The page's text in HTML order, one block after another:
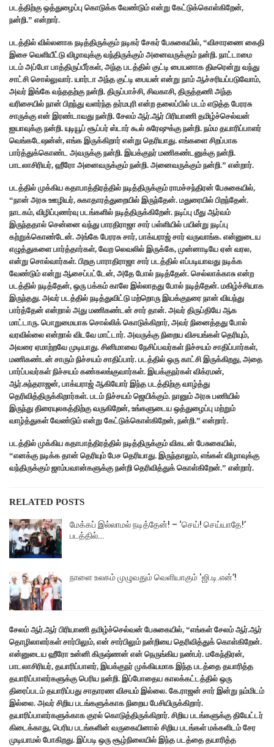
படத்திற்கு ஒத்துழைப்பு கொடுக்க வேண்டும் என்று கேட்டுக்கொள்கிறேன்,
நன்றி.” என்றார்.
படத்தில் வில்லனாக நடித்திருக்கும் நடிகர் சேகர் பேசுகையில், “விசாரணை கைதி
இசை வெளியீட்டு விழாவுக்கு வந்திருக்கும் அனைவருக்கும் நன்றி. நாட்டாமை
படம் அப்போ பாத்திருப்பீர்கள், அந்த படத்தில் குட்டி பையனாக திடீரென்று வந்து
சாட்சி சொல்லுவார். யார்டா அந்த குட்டி பையன் என்று நாம் ஆச்சரியப்படுவோம்,
அவர் இங்கே வந்ததற்கு நன்றி. திருப்பாச்சி, சிவகாசி, திருத்தணி அந்த
வரிசையில் நான் பிறந்து வளர்ந்த தர்மபுரி என்ற தலைப்பில் படம் எடுத்த பேரரசு
சாருக்கு என் இரண்டாவது நன்றி. சேலம் ஆர்.ஆர் பிரியாணி தமிழ்ச்செல்வன்
ஐயாவுக்கு நன்றி. யுடியூப் சூப்பர் ஸ்டார் கூல் சுரேஷுக்கு நன்றி. நம்ம தயாரிப்பாளர்
வெங்கடேஷன்ன், எங்க இருக்கிறார் என்று தெரியாது. எங்களை சிறப்பாக
பார்த்துக்கொண்ட அவருக்கு நன்றி. இயக்குநர் மணிகண்டனுக்கு நன்றி.
பாடலாசிரியர், ஹீரோ அனைவருக்கும் நன்றி. அனைவருக்கும் நன்றி.” என்றார்.
படத்தில் முக்கிய கதாபாத்திரத்தில் நடித்திருக்கும் ராமச்சந்திரன் பேசுகையில்,
“நான் அரசு ஊழியர், சுகாதாரத்துறையில் இருந்தேன். மதுரையில் பிறந்தேன்.
நாடகம், விழிப்புணர்வு படங்களில் நடித்திருக்கிறேன். நடிப்பு மீது ஆர்வம்
இருந்ததால் சென்னை வந்து பாரதிராஜா சார் பள்ளியில் பயின்று நடிப்பு
கற்றுக்கொண்டேன். அங்கே பேரரசு சார், பாக்யராஜ் சார் வருவாங்க. என்னுடைய
எழுத்துகளை பார்த்தார்கள், வேற லெவலில் இருக்கே, முன்னாடியே ஏன் வரல,
என்று சொல்வார்கள். பிறகு பாராதிராஜா சார் படத்தில் எப்படியாவது நடிக்க
வேண்டும் என்று ஆசைப்பட்டேன், அதே போல் நடித்தேன். செல்லாக்காசு என்ற
படத்தில் நடித்தேன், ஒரு பக்கம் காலே இல்லாதது போல் நடித்தேன். மகிழ்ச்சியாக
இருந்தது. அவர் படத்தில் நடித்துவிட்டு மற்றொரு இயக்குநரை நான் வியந்து
பார்த்தேன் என்றால் அது மணிகண்டன் சார் தான். அவர் திருப்தியே ஆக
மாட்டாரு. பொறுமையாக சொல்லிக் கொடுக்கிறார், அவர் நினைத்தது போல்
வரவில்லை என்றால் விடவே மாட்டார். அவருக்கு நிறைய விசயங்கள் தெரியும்,
அவரை ஏமாற்றவே முடியாது. சினிமாவை நேசிப்பவர்கள் நிச்சயம் சாதிப்பார்கள்,
மணிகண்டன் சாரும் நிச்சயம் சாதிப்பார். படத்தில் ஒரு காட்சி இருக்கிறது, அதை
பார்ப்பவர்கள் நிச்சயம் கண்கலங்குவார்கள். இயக்குநர்கள் விக்ரமன்,
ஆர்.சுந்தராஜன், பாக்யராஜ் ஆகியோர் இந்த படத்திற்கு வாழ்த்து
தெரிவித்திருக்கிறார்கள். படம் நிச்சயம் ஜெயிக்கும். நானும் அரசு பணியில்
இருந்து திரையுலகத்திற்கு வருகிறேன், உங்களுடைய ஒத்துழைப்பு மற்றும்
வாழ்த்துகள் வேண்டும் என்று கேட்டுக்கொள்கிறேன், நன்றி.” என்றார்.
படத்தில் முக்கிய கதாபாத்திரத்தில் நடித்திருக்கும் விகடன் பேசுகையில்,
“எனக்கு நடிக்க தான் தெரியும் பேச தெரியாது. இருந்தாலும், எங்கள் விழாவுக்கு
வந்திருக்கும் ஜாம்பவான்களுக்கு நன்றி தெரிவித்துக் கொள்கிறேன்.” என்றார்.
RELATED POSTS
மேக்கப் இல்லாமல் நடித்தேன்! – ‘செய்! செய்யாதே!’
படத்தில்…
நாளை உலகம் முழுவதும் வெளியாகும் ‘ஜி.டி.என்’!
சேலம் ஆர்.ஆர் பிரியாணி தமிழ்ச்செல்வன் பேசுகையில், “எங்கள் சேலம் ஆர்.ஆர்
தொழிலாளர்கள் சார்பிலும், என் சார்பிலும் நன்றியை தெரிவித்துக் கொள்கிறேன்.
என்னுடைய ஹீரோ உன்னி கிருஷ்ணன் என் நெருங்கிய நண்பர். மகேந்திரன்,
பாடலாசிரியர், தயாரிப்பாளர், இயக்குநர் முக்கியமாக இந்த படத்தை தயாரித்த
தயாரிப்பாளர்களுக்கு பெரிய நன்றி. இப்போதைய காலக்கட்டத்தில் ஒரு
திரைப்படம் தயாரிப்பது சாதாரண விசயம் இல்லை. கே.ராஜன் சார் இன்று நம்மிடம்
இல்லை. அவர் சிறிய படங்களுக்காக நிறைய பேசியிருக்கிறார்.
தயாரிப்பாளர்களுக்காக குரல் கொடுத்திருக்கிறார். சிறிய படங்களுக்கு தியேட்டர்
கிடைக்காது, பெரிய படங்களின் வருகையினால் சிறிய படங்கள் மக்களிடம் சேர
முடியாமல் போகிறது. இப்படி ஒரு சூழ்நிலையில் இந்த படத்தை தயாரித்த